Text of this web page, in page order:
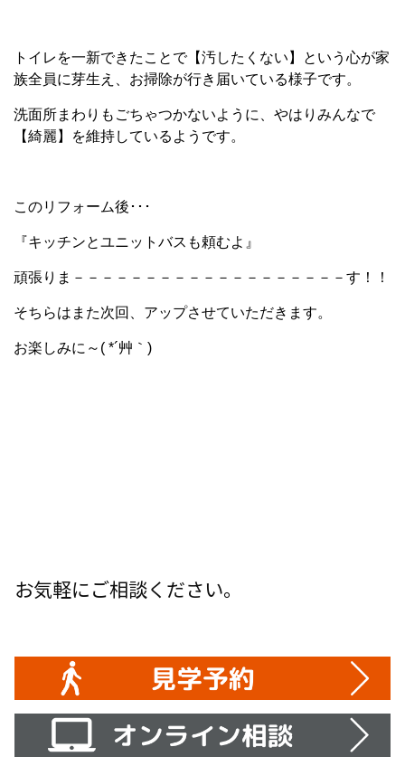
トイレを一新できたことで【汚したくない】という心が家
族全員に芽生え、お掃除が行き届いている様子です。
洗面所まわりもごちゃつかないように、やはりみんなで
【綺麗】を維持しているようです。
このリフォーム後･･･
『キッチンとユニットバスも頼むよ』
頑張りま－－－－－－－－－－－－－－－－－－－す！！
そちらはまた次回、アップさせていただきます。
お楽しみに～( *´艸｀)
お気軽にご相談ください。